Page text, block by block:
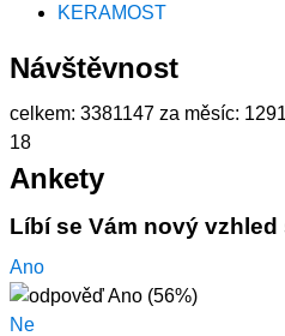
KERAMOST
Návštěvnost
celkem: 3381147 za měsíc:
18
Ankety
Líbí se Vám nový vzhled
Ano
Ne